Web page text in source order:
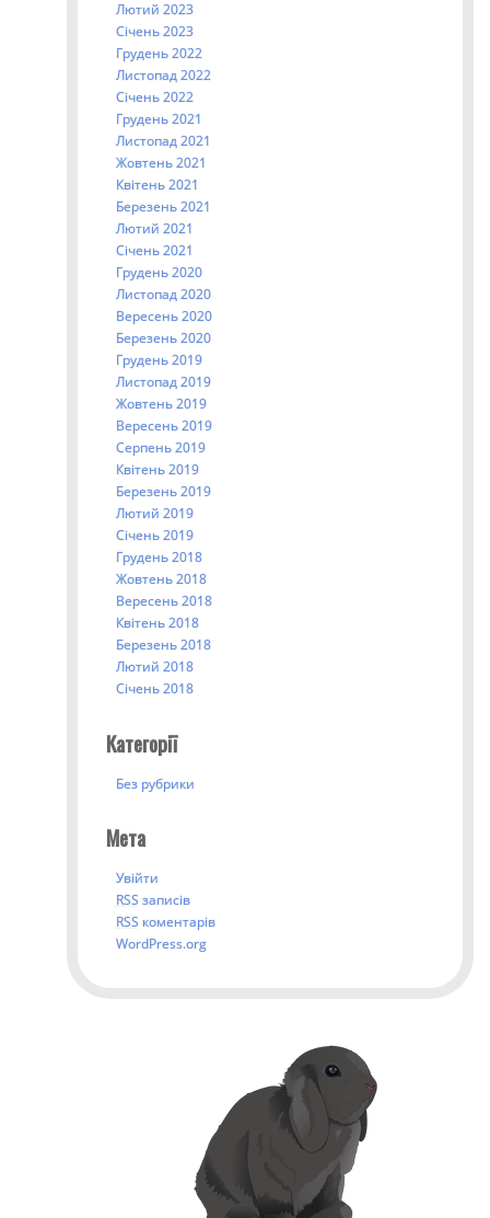
Лютий 2023
Січень 2023
Грудень 2022
Листопад 2022
Січень 2022
Грудень 2021
Листопад 2021
Жовтень 2021
Квітень 2021
Березень 2021
Лютий 2021
Січень 2021
Грудень 2020
Листопад 2020
Вересень 2020
Березень 2020
Грудень 2019
Листопад 2019
Жовтень 2019
Вересень 2019
Серпень 2019
Квітень 2019
Березень 2019
Лютий 2019
Січень 2019
Грудень 2018
Жовтень 2018
Вересень 2018
Квітень 2018
Березень 2018
Лютий 2018
Січень 2018
Категорії
Без рубрики
Мета
Увійти
RSS записів
RSS коментарів
WordPress.org